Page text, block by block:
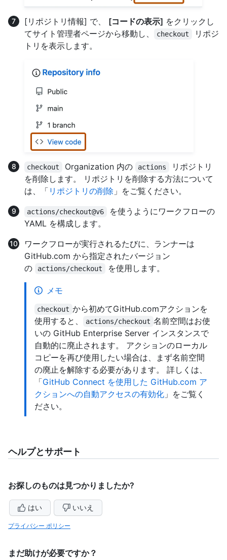
[リポジトリ情報] で、 [コードの表示] をクリックし
てサイト管理者ページから移動し、
checkout
リポジ
トリを表示します。
checkout Organization 内の actions
リポジトリ
を削除します。 リポジトリを削除する方法について
は、「 リポジトリの削除 」をご覧ください。
actions/checkout@v6
を使うようにワークフローの
YAML を構成します。
ワークフローが実行されるたびに、ランナーは
GitHub.com から指定されたバージョン
の
actions/checkout を使用します。
メモ
checkout から初めてGitHub.comアクションを
使用すると、
actions/checkout 名前空間はお使
いの GitHub Enterprise Server インスタンスで
自動的に廃止されます。 アクションのローカル
コピーを再び使用したい場合は、まず名前空間
の廃止を解除する必要があります。 詳しくは、
「GitHub Connect を使用した GitHub.com ア
クションへの自動アクセスの有効化 」をご覧く
ださい。
ヘルプとサポート
お探しのものは見つかりましたか?
はい いいえ
プライバシー ポリシー
まだ助けが必要ですか？